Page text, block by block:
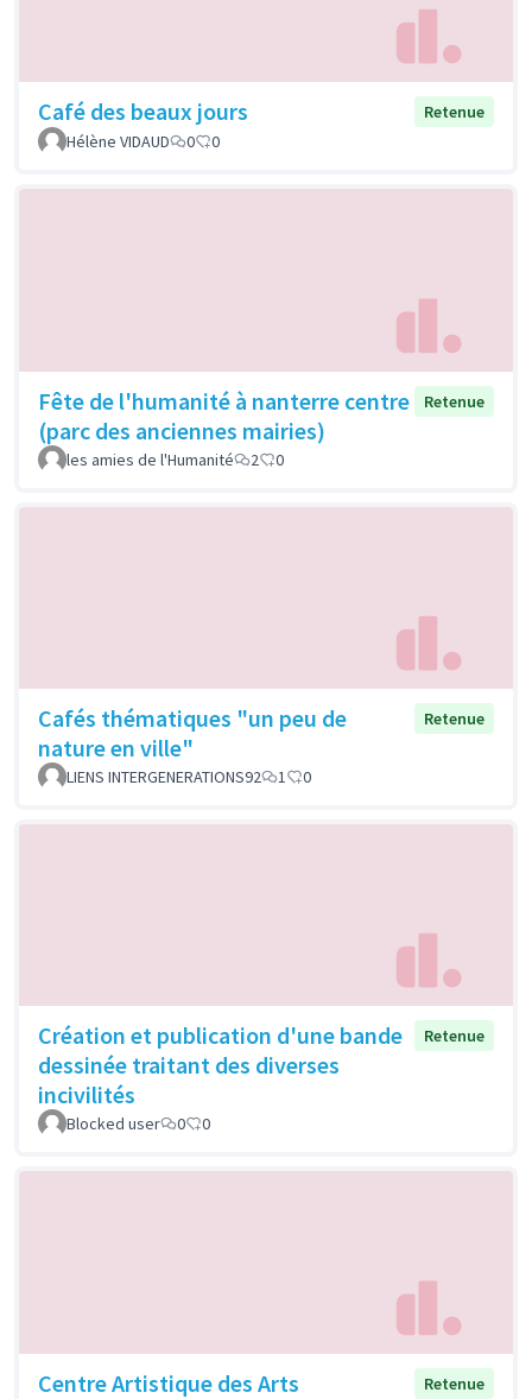
Café des beaux jours
Retenue
Hélène VIDAUD
0 0
Fête de l'humanité à nanterre centre
(parc des anciennes mairies)
Retenue
les amies de l'Humanité 2 0
Cafés thématiques "un peu de
nature en ville"
Retenue
LIENS INTERGENERATIONS92 1 0
Création et publication d'une bande
dessinée traitant des diverses
incivilités
Retenue
Blocked user 0 0
Centre Artistique des Arts
Retenue